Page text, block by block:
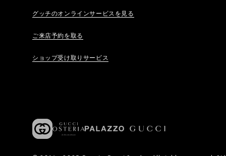
グッチのオンラインサービスを見る
ご来店予約を取る
ショップ受け取りサービス